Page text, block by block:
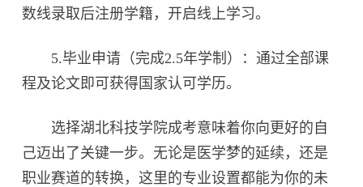
数线录取后注册学籍，开启线上学习。
5.毕业申请（完成2.5年学制）：通过全部课
程及论文即可获得国家认可学历。
选择湖北科技学院成考意味着你向更好的自
己迈出了关键一步。无论是医学梦的延续，还是
职业赛道的转换，这里的专业设置都能为你的未